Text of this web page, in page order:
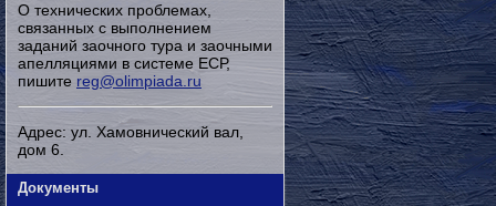
О технических проблемах,
связанных с выполнением
заданий заочного тура и заочными
апелляциями в системе ЕСР,
пишите reg@olimpiada.ru
Адрес: ул. Хамовнический вал,
дом 6.
Документы